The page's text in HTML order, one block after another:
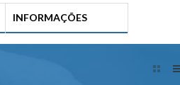
INFORMAÇÕES